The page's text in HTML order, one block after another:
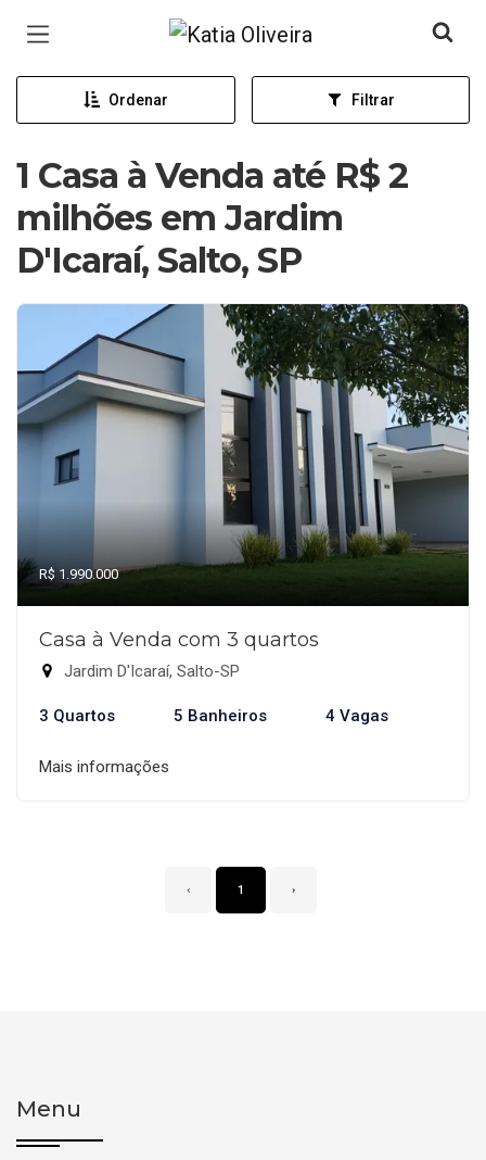
Página inicial
Ordenar Filtrar
1 Casa à Venda até R$ 2
milhões em Jardim
D'Icaraí, Salto, SP
R$ 1.990.000
Casa à Venda com 3 quartos
Jardim D'Icaraí, Salto-SP
3 Quartos 5 Banheiros 4 Vagas
Mais informações
‹ 1 ›
Menu